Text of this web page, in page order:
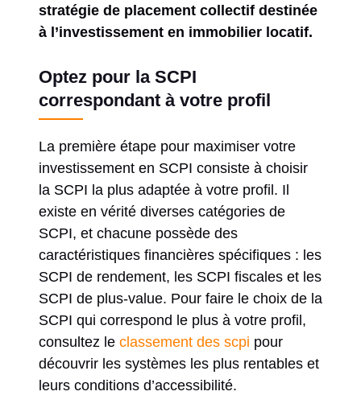
stratégie de placement collectif destinée
à l’investissement en immobilier locatif.
Optez pour la SCPI
correspondant à votre profil
La première étape pour maximiser votre
investissement en SCPI consiste à choisir
la SCPI la plus adaptée à votre profil. Il
existe en vérité diverses catégories de
SCPI, et chacune possède des
caractéristiques financières spécifiques : les
SCPI de rendement, les SCPI fiscales et les
SCPI de plus-value. Pour faire le choix de la
SCPI qui correspond le plus à votre profil,
consultez le classement des scpi pour
découvrir les systèmes les plus rentables et
leurs conditions d’accessibilité.